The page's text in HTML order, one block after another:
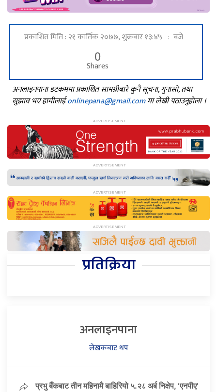
प्रकाशित मिति : २१ कार्तिक २०७७, शुक्रबार १३:४५ : बजे
0
Shares
अनलाइनपाना डटकममा प्रकाशित सामग्रीबारे कुनै सूचना, गुनासो, तथा
सुझाव भए हामीलाईonlinepana@gmail.comमा लेखी पठाउनुहोला ।
प्रतिक्रिया
अनलाइनपाना
लेखकबाट थप
प्रभु बैँकबाट तीन महिनामै बाहिरियो ५.२८ अर्ब निक्षेप, ‘एनपीए’